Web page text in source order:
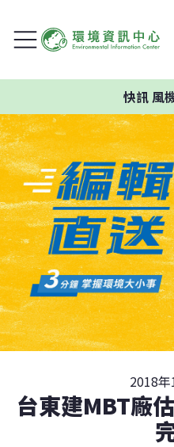
快訊風機
2018
台東建MBT廠